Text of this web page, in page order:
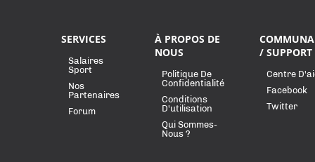
SERVICES
Salaires
Sport
Nos
Partenaires
Forum
À PROPOS DE
NOUS
Politique De
Confidentialité
Conditions
D'utilisation
Qui Sommes-
Nous ?
/ SUPPORT
Centre
Facebook
Twitter